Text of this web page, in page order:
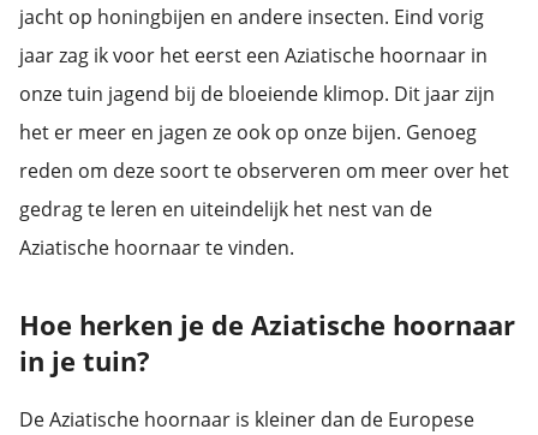
jacht op honingbijen en andere insecten. Eind vorig
jaar zag ik voor het eerst een Aziatische hoornaar in
onze tuin jagend bij de bloeiende klimop. Dit jaar zijn
het er meer en jagen ze ook op onze bijen. Genoeg
reden om deze soort te observeren om meer over het
gedrag te leren en uiteindelijk het nest van de
Aziatische hoornaar te vinden.
Hoe herken je de Aziatische hoornaar
in je tuin?
De Aziatische hoornaar is kleiner dan de Europese